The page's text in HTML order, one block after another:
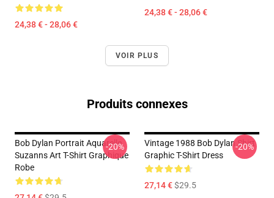
24,38 € - 28,06 €
24,38 € - 28,06 €
VOIR PLUS
Produits connexes
Bob Dylan Portrait Aquarelle
Suzanns Art T-Shirt Graphique
Robe
-20%
Vintage 1988 Bob Dylan Shirt
Graphic T-Shirt Dress
27,14 €$29.5
-20%